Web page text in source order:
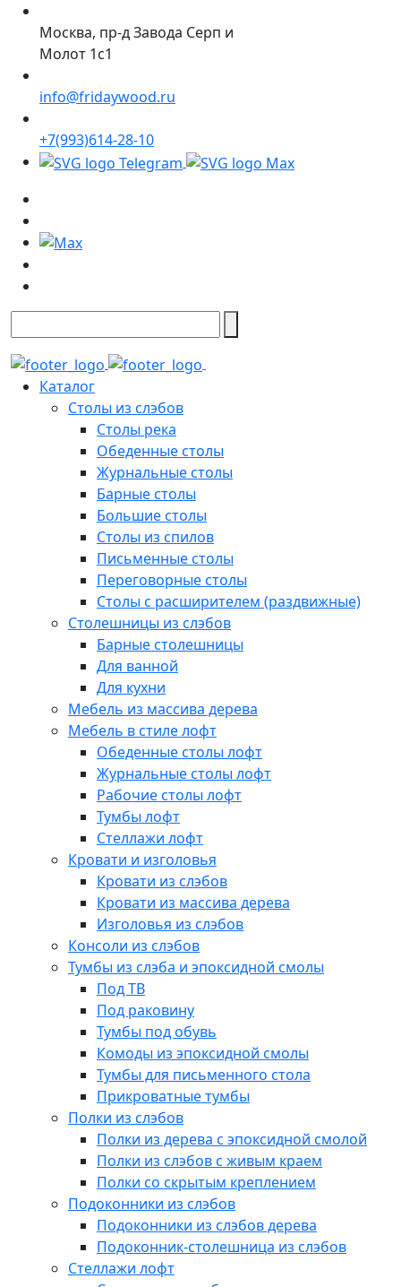
Москва, пр-д Завода Серп и
Молот 1с1
info@fridaywood.ru
+7(993)614-28-10
Каталог
Столы из слэбов
Столы река
Обеденные столы
Журнальные столы
Барные столы
Большие столы
Столы из спилов
Письменные столы
Переговорные столы
Столы с расширителем (раздвижные)
Столешницы из слэбов
Барные столешницы
Для ванной
Для кухни
Мебель из массива дерева
Мебель в стиле лофт
Обеденные столы лофт
Журнальные столы лофт
Рабочие столы лофт
Тумбы лофт
Стеллажи лофт
Кровати и изголовья
Кровати из слэбов
Кровати из массива дерева
Изголовья из слэбов
Консоли из слэбов
Тумбы из слэба и эпоксидной смолы
Под ТВ
Под раковину
Тумбы под обувь
Комоды из эпоксидной смолы
Тумбы для письменного стола
Прикроватные тумбы
Полки из слэбов
Полки из дерева с эпоксидной смолой
Полки из слэбов с живым краем
Полки со скрытым креплением
Подоконники из слэбов
Подоконники из слэбов дерева
Подоконник-столешница из слэбов
Стеллажи лофт